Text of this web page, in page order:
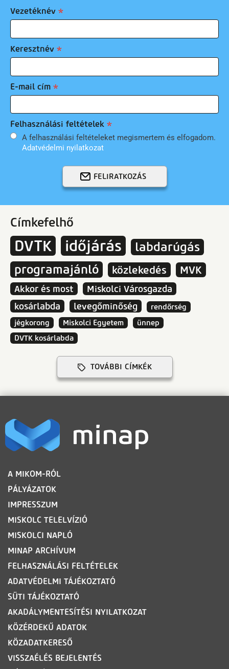
Vezetéknév
Keresztnév
E-mail cím
Felhasználási feltételek
A felhasználási feltételeket megismertem és elfogadom.
Adatvédelmi nyilatkozat
FELIRATKOZÁS
Címkefelhő
DVTK időjárás
labdarúgás
programajánló
közlekedés MVK
Akkor és most
Miskolci Városgazda
kosárlabda
levegőminőség
rendőrség
jégkorong
Miskolci Egyetem
ünnep
DVTK kosárlabda
TOVÁBBI CÍMKÉK
LÁBLÉC
A MIKOM-RÓL
PÁLYÁZATOK
IMPRESSZUM
MISKOLC TELELVÍZIÓ
MISKOLCI NAPLÓ
MINAP ARCHÍVUM
FELHASZNÁLÁSI FELTÉTELEK
ADATVÉDELMI TÁJÉKOZTATÓ
SÜTI TÁJÉKOZTATÓ
AKADÁLYMENTESÍTÉSI NYILATKOZAT
KÖZÉRDEKŰ ADATOK
KÖZADATKERESŐ
VISSZAÉLÉS BEJELENTÉS